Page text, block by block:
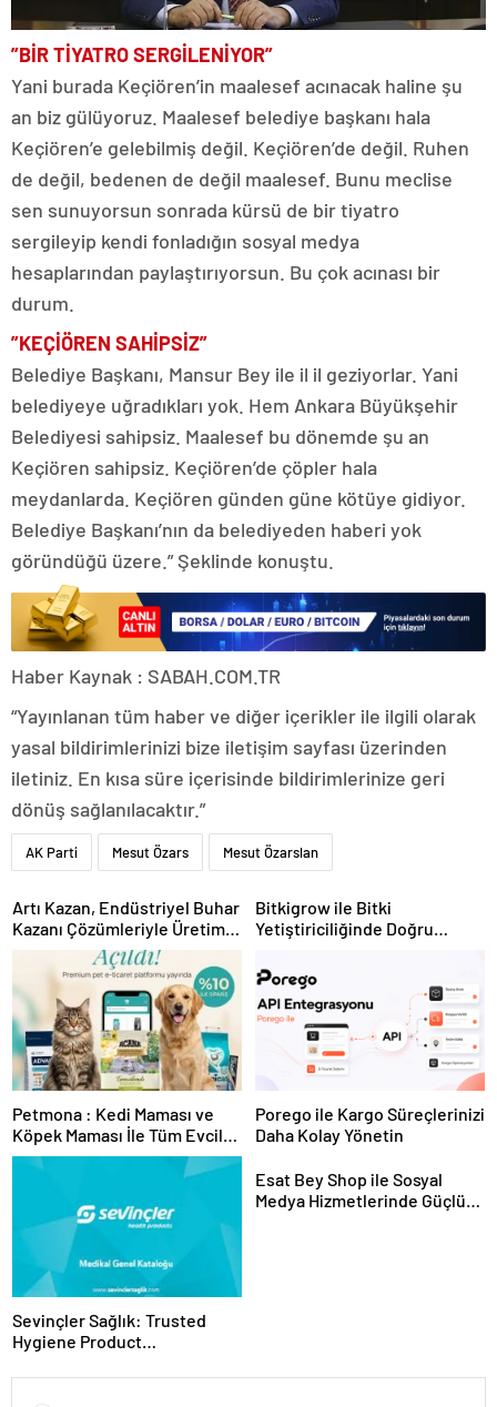
”BİR TİYATRO SERGİLENİYOR”
Yani burada Keçiören’in maalesef acınacak haline şu
an biz gülüyoruz. Maalesef belediye başkanı hala
Keçiören’e gelebilmiş değil. Keçiören’de değil. Ruhen
de değil, bedenen de değil maalesef. Bunu meclise
sen sunuyorsun sonrada kürsü de bir tiyatro
sergileyip kendi fonladığın sosyal medya
hesaplarından paylaştırıyorsun. Bu çok acınası bir
durum.
”KEÇİÖREN SAHİPSİZ”
Belediye Başkanı, Mansur Bey ile il il geziyorlar. Yani
belediyeye uğradıkları yok. Hem Ankara Büyükşehir
Belediyesi sahipsiz. Maalesef bu dönemde şu an
Keçiören sahipsiz. Keçiören’de çöpler hala
meydanlarda. Keçiören günden güne kötüye gidiyor.
Belediye Başkanı’nın da belediyeden haberi yok
göründüğü üzere.” Şeklinde konuştu.
Haber Kaynak : SABAH.COM.TR
“Yayınlanan tüm haber ve diğer içerikler ile ilgili olarak
yasal bildirimlerinizi bize iletişim sayfası üzerinden
iletiniz. En kısa süre içerisinde bildirimlerinize geri
dönüş sağlanılacaktır.”
AK Parti Mesut Özars Mesut Özarslan
Artı Kazan, Endüstriyel Buhar
Kazanı Çözümleriyle Üretim
Tesislerine Verimli Sistemler
Sunuyor
Bitkigrow ile Bitki
Yetiştiriciliğinde Doğru
Petmona : Kedi Maması ve
Köpek Maması İle Tüm Evcil
Hayvan Ürünleri
Porego ile Kargo Süreçlerinizi
Daha Kolay Yönetin
Sevinçler Sağlık: Trusted
Hygiene Product
Esat Bey Shop ile Sosyal
Medya Hizmetlerinde Güçlü